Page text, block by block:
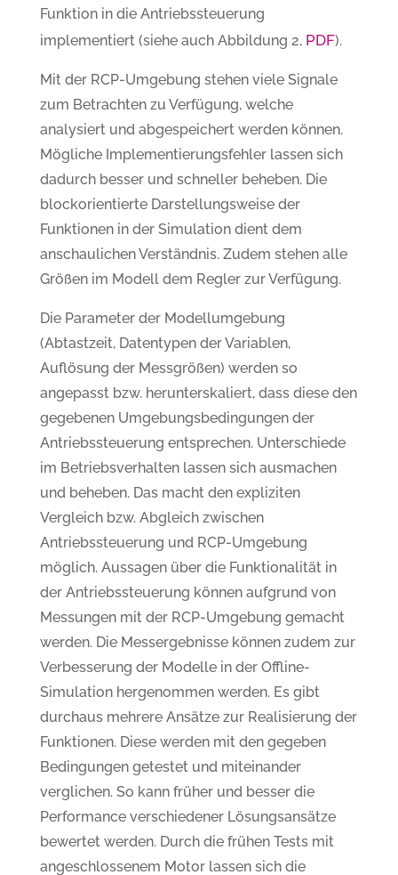
Funktion in die Antriebssteuerung
implementiert (siehe auch Abbildung 2, PDF).
Mit der RCP-Umgebung stehen viele Signale
zum Betrachten zu Verfügung, welche
analysiert und abgespeichert werden können.
Mögliche Implementierungsfehler lassen sich
dadurch besser und schneller beheben. Die
blockorientierte Darstellungsweise der
Funktionen in der Simulation dient dem
anschaulichen Verständnis. Zudem stehen alle
Größen im Modell dem Regler zur Verfügung.
Die Parameter der Modellumgebung
(Abtastzeit, Datentypen der Variablen,
Auflösung der Messgrößen) werden so
angepasst bzw. herunterskaliert, dass diese den
gegebenen Umgebungsbedingungen der
Antriebssteuerung entsprechen. Unterschiede
im Betriebsverhalten lassen sich ausmachen
und beheben. Das macht den expliziten
Vergleich bzw. Abgleich zwischen
Antriebssteuerung und RCP-Umgebung
möglich. Aussagen über die Funktionalität in
der Antriebssteuerung können aufgrund von
Messungen mit der RCP-Umgebung gemacht
werden. Die Messergebnisse können zudem zur
Verbesserung der Modelle in der Offline-
Simulation hergenommen werden. Es gibt
durchaus mehrere Ansätze zur Realisierung der
Funktionen. Diese werden mit den gegeben
Bedingungen getestet und miteinander
verglichen. So kann früher und besser die
Performance verschiedener Lösungsansätze
bewertet werden. Durch die frühen Tests mit
angeschlossenem Motor lassen sich die